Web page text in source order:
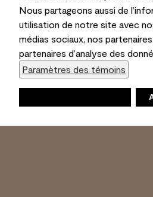
Nous partageons aussi de
utilisation de notre site avec
médias sociaux, nos
partenaires d’analyse des
Paramètres des témoins